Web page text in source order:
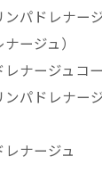
パドレナー
ージュ）
ナージュコ
パドレナージ
ナージュ